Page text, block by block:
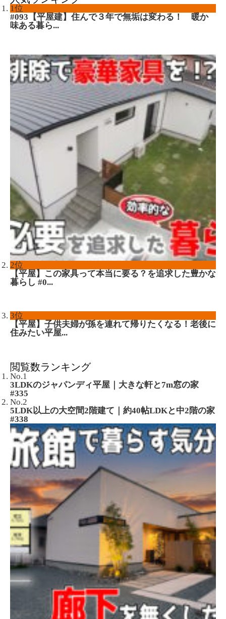
1位
#093【平屋建】住んで３年で無垢は変わる！ 暖か
味ある暮ら...
2位
【平屋】この家具って本当に要る？を追求した豊かな
暮らし #0...
3位
【平屋】子供夫婦が孫を連れて帰りたくなる！老後に
住みたい平屋...
閲覧数ランキング
No.1
3LDKのジャパンディ平屋｜大きな軒と7m窓の家
#335
No.2
5LDK以上の大空間2階建て｜約40帖LDKと中2階の家
#338